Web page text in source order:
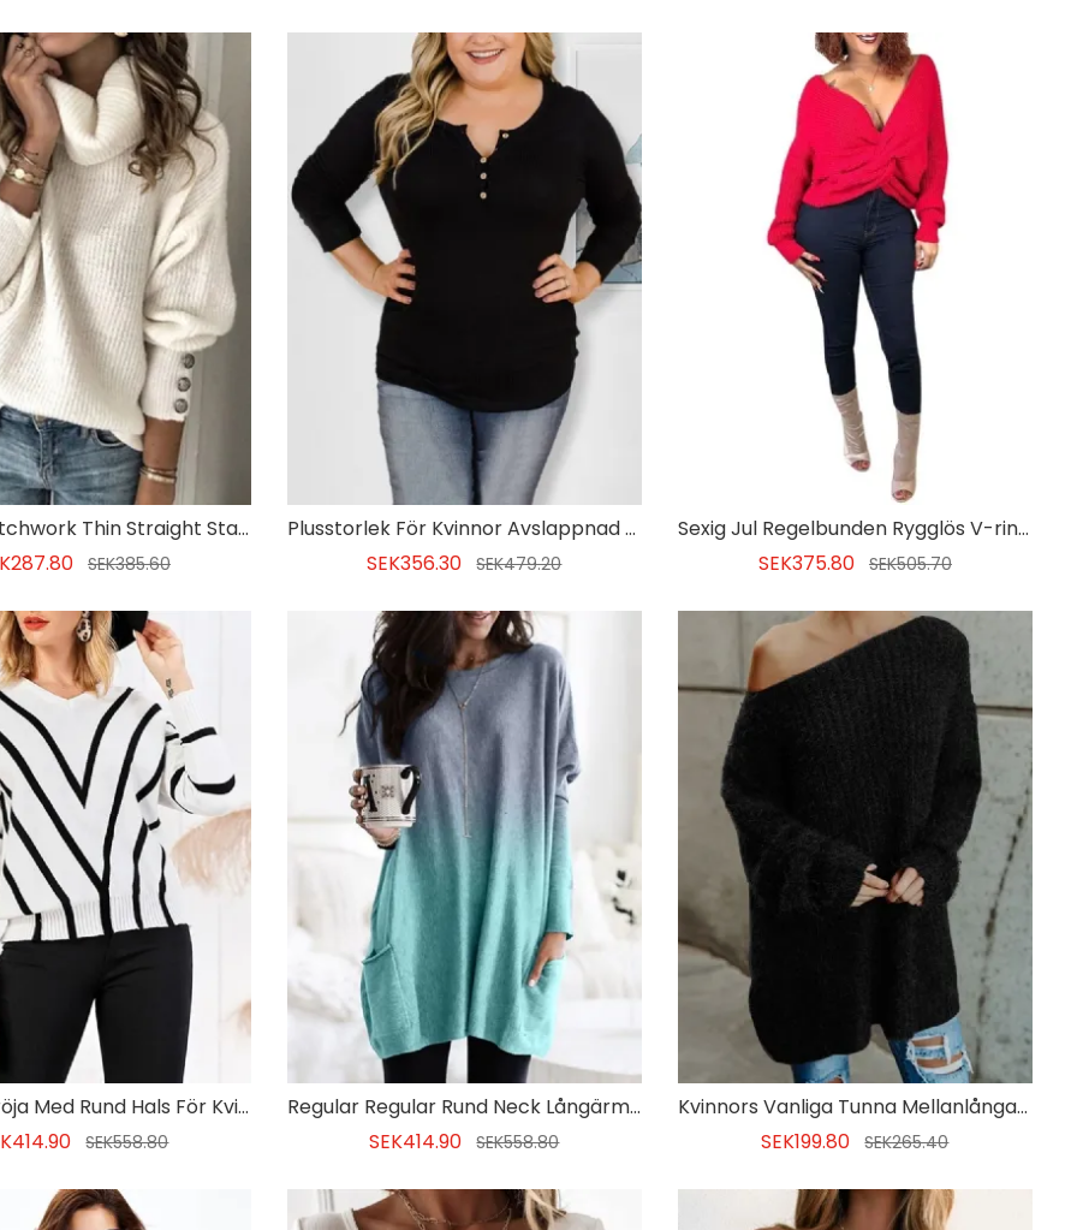
Regular Patchwork Thin Straight Standard Damtröja
SEK385.60
Plusstorlek För Kvinnor Avslappnad Regelbunden Knapptröja
SEK356.30
SEK479.20
Sexig Jul Regelbunden Rygglös V-ringad Tröja
SEK375.80
SEK505.70
Standardtröja Med Rund Hals För Kvinnor
SEK558.80
Regular Regular Rund Neck Långärmad Tröja För Kvinnor
SEK414.90
SEK558.80
Kvinnors Vanliga Tunna Mellanlånga Lösa Tröja
SEK199.80
SEK265.40